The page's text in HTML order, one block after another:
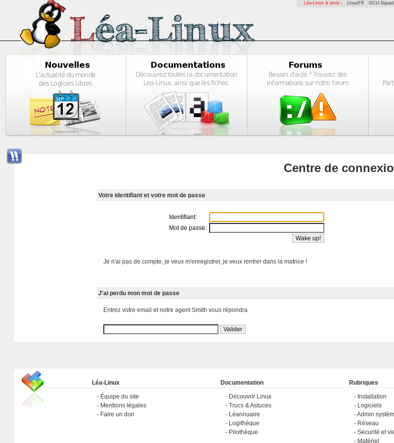
Léa-Linux & amis : LinuxFR GCU-Squad
Centre de
Votre identifiant et votre mot de passe
Identifiant:
Mot de passe:
Je n'ai pas de compte, je veux m'enregistrer, je veux rentrer dans la matrice !
J'ai perdu mon mot de passe
Entrez votre email et notre agent Smith vous répondra
Léa-Linux
Équipe du site
Mentions légales
Faire un don
Documentation
Découvrir Linux
Trucs & Astuces
Léannuaire
Logithèque
Pilothèque
Rubriques
Installation
Logiciels
Admin
Réseau
Sécurité et
Matériel